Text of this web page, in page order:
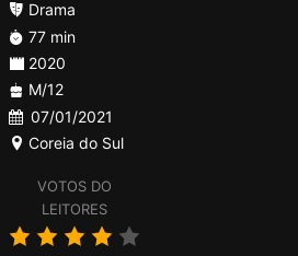
VOTOS DO
LEITORES
Drama
77 min
2020
M/12
07/01/2021
Coreia do Sul